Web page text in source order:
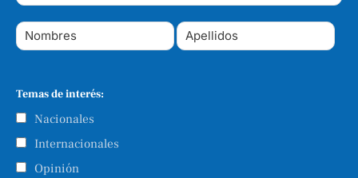
Temas de interés:
Nacionales
Internacionales
Opinión